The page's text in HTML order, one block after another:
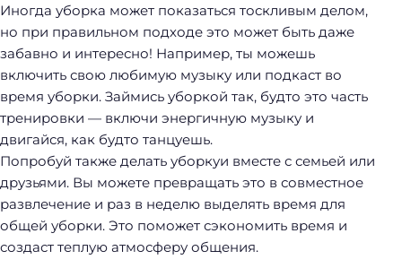
Иногда уборка может показаться тоскливым делом,
но при правильном подходе это может быть даже
забавно и интересно! Например, ты можешь
включить свою любимую музыку или подкаст во
время уборки. Займись уборкой так, будто это часть
тренировки — включи энергичную музыку и
двигайся, как будто танцуешь.
Попробуй также делать уборкуи вместе с семьей или
друзьями. Вы можете превращать это в совместное
развлечение и раз в неделю выделять время для
общей уборки. Это поможет сэкономить время и
создаст теплую атмосферу общения.